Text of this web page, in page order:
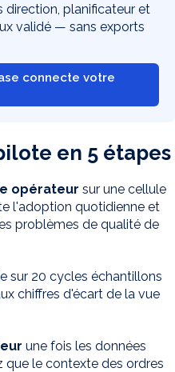
direction, planificateur et
validé — sans exports
connecte votre
en 5 étapes
opérateur sur une cellule
l'adoption quotidienne et
problèmes de qualité de
sur 20 cycles échantillons
chiffres d'écart de la vue
une fois les données
que le contexte des ordres